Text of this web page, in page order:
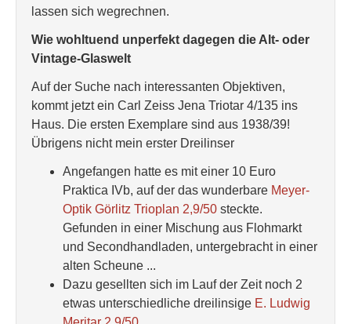
lassen sich wegrechnen.
Wie wohltuend unperfekt dagegen die Alt- oder
Vintage-Glaswelt
Auf der Suche nach interessanten Objektiven,
kommt jetzt ein Carl Zeiss Jena Triotar 4/135 ins
Haus. Die ersten Exemplare sind aus 1938/39!
Übrigens nicht mein erster Dreilinser
Angefangen hatte es mit einer 10 Euro
Praktica IVb, auf der das wunderbare Meyer-
Optik Görlitz Trioplan 2,9/50 steckte.
Gefunden in einer Mischung aus Flohmarkt
und Secondhandladen, untergebracht in einer
alten Scheune ...
Dazu gesellten sich im Lauf der Zeit noch 2
etwas unterschiedliche dreilinsige E. Ludwig